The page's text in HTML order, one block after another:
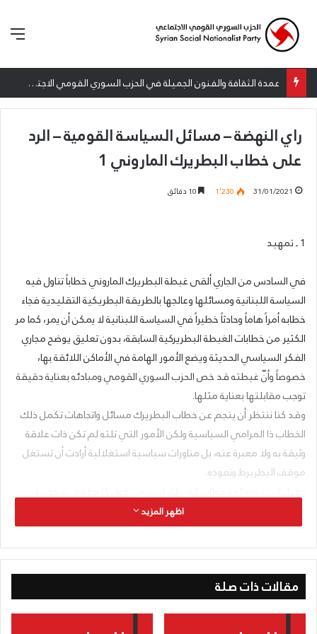
عمدة الثقافة والفنون الجميلة في الحزب السوري القومي الاجتماعي تعلن نتائج الدورة الخامسة من جائزة أنطون سعاده الأدبية
راي النهضة – مسائل السياسة القومية – الرد
على خطاب البطريرك الماروني 1
31/01/2021 1٬230
1 ـ تمهيد
في السادس من الجاري ألقى غبطة البطريرك الماروني خطاباً تناول فيه
السياسة اللبنانية ومسائلها وعالجها بالطريقة البطريكية التقليدية فجاء
خطابه أمراً هاماً وحادثاً خطيراً في السياسة اللبنانية لا يمكن أن يمر، كما مر
الكثير من خطابات الغبطة البطريركية السابقة، بدون تعليق يوضح مجاري
الفكر السياسي الحديثة ويضع الأمور الهامة في الأماكن اللائقة بها،
خصوصاً وأنّ غبطته قد خص الحزب السوري القومي ومبادئه بعناية دقيقة
توجب مقابلتها بعناية مثلها.
وقد كنا ننتظر أن ينجم عن خطاب البطريرك مسائل واتجاهات تكمل ذلك
الخطاب ذا المرامي السياسية ولكن الأمور التي تلته لم تكن ذات علاقة
وثيقة به ولا معبرة عنه، بل مناورات سياسية استغلالية أرادت أن تستغل
موقف البطريرط ونفوذه.
البطريرك الحالي السياسي، الظاهر من مواقف متعددة وقفها. فقد
وقف البطريرك عريضة موقفاً محموداً بصدد الوحدة الشعبية فيما بين
لبنان والشام وظهر أنه يقترب كثيراً من مجرى النهضة القومية. ووقف من
غير موفق لأنه جاء بعد فوات الأوان.
وإذا كان لغبطة البطريرك عريضة هذان الموقفان وغيرهما من المواقف
اظهر المزيد
مقالات ذات صلة